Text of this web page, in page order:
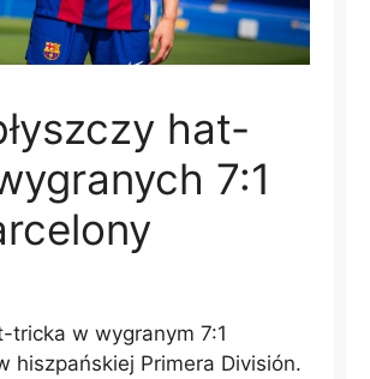
hat-
7:1
tricka w wygranym 7:1
hiszpańskiej Primera División.